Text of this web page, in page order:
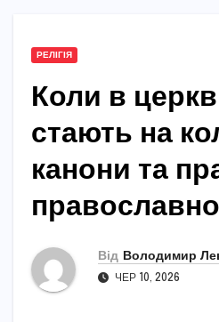
РЕЛІГІЯ
Коли в
стають на
канони та
Від Володимир
ЧЕР 10, 2026